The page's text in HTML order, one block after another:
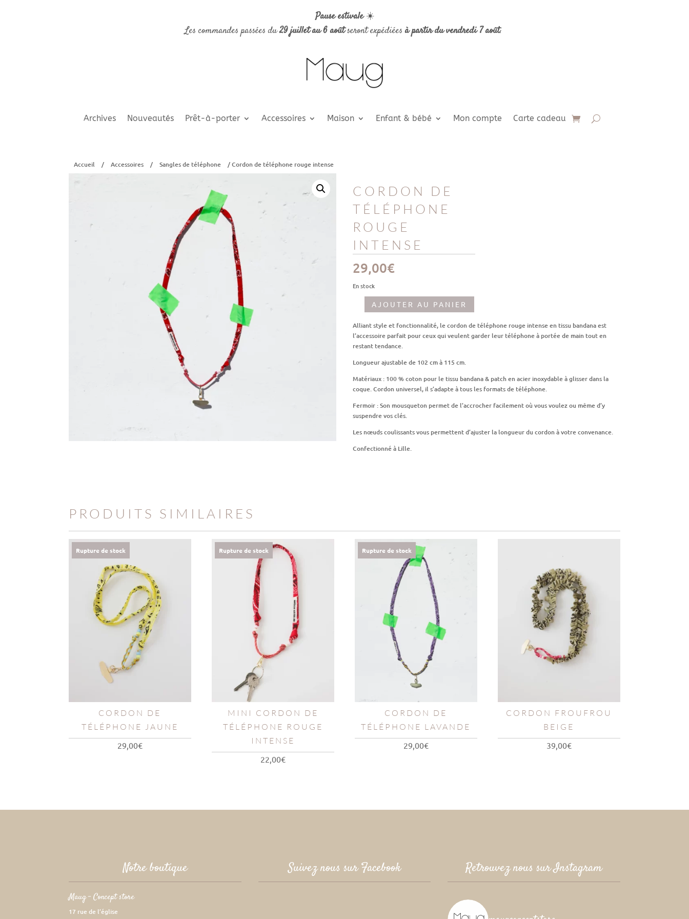
Pause estivale☀️
Les commandes passées du29 juillet au 6 aoûtseront expédiéesà partir du vendredi 7 août.
Archives Nouveautés Prêt-à-porter Accessoires Maison Enfant & bébé Mon compte Carte cadeau
Accueil / Accessoires / Sangles de téléphone / Cordon de téléphone rouge intense
CORDON DE
TÉLÉPHONE
ROUGE
INTENSE
29,00€
En stock
quantité
Cordon
de
téléphone
intense
AJOUTER AU PANIER
Alliant style et fonctionnalité, le cordon de téléphone rouge intense en tissu bandana est
l’accessoire parfait pour ceux qui veulent garder leur téléphone à portée de main tout en
restant tendance.
Longueur ajustable de 102 cm à 115 cm.
Matériaux : 100 % coton pour le tissu bandana & patch en acier inoxydable à glisser dans la
coque. Cordon universel, il s’adapte à tous les formats de téléphone.
Fermoir : Son mousqueton permet de l’accrocher facilement où vous voulez ou même d’y
suspendre vos clés.
Les nœuds coulissants vous permettent d’ajuster la longueur du cordon à votre convenance.
Confectionné à Lille.
PRODUITS SIMILAIRES
Rupture de stock
CORDON DE
TÉLÉPHONE JAUNE
29,00€
Rupture de stock
MINI CORDON DE
TÉLÉPHONE ROUGE
INTENSE
22,00€
Rupture de stock
CORDON DE
TÉLÉPHONE LAVANDE
29,00€
CORDON FROUFROU
BEIGE
39,00€
Notre boutique
Maug – Concept store
17 rue de l’église
Suivez nous sur Facebook Retrouvez nous sur Instagram